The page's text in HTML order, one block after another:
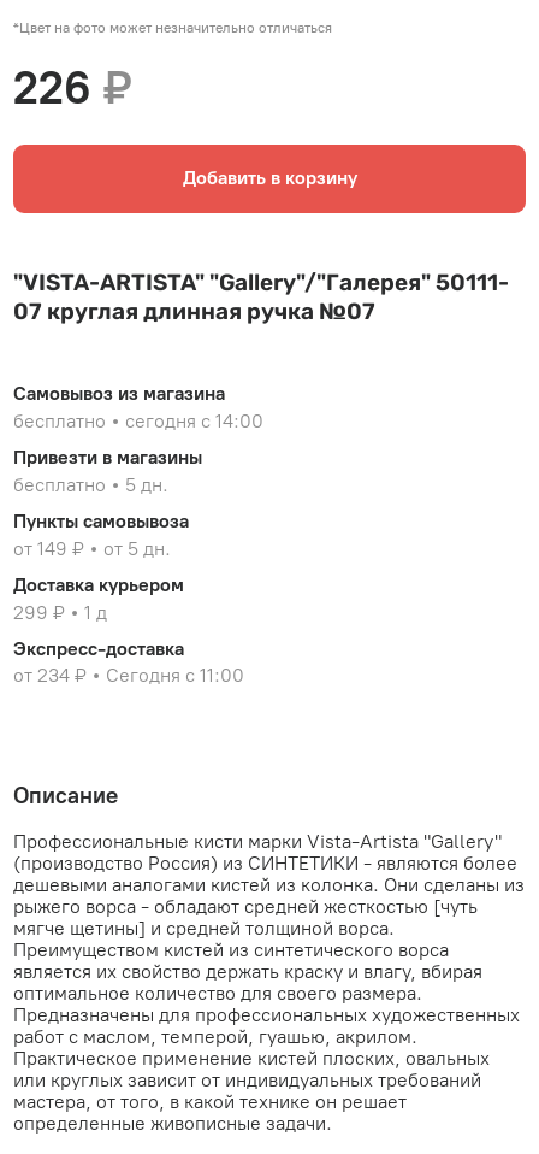
*Цвет на фото может незначительно отличаться
226₽
Добавить в корзину
"VISTA-ARTISTA" "Gallery"/"Галерея" 50111-
07 круглая длинная ручка №07
Самовывоз из магазина
бесплатно
сегодня с 14:00
Привезти в магазины
бесплатно
5 дн.
Пункты самовывоза
от 149 ₽
от 5 дн.
Доставка курьером
299 ₽
1 д
Экспресс-доставка
от 234 ₽
Сегодня с 11:00
Описание
Профессиональные кисти марки Vista-Artista "Gallery"
(производство Россия) из СИНТЕТИКИ - являются более
дешевыми аналогами кистей из колонка. Они сделаны из
рыжего ворса - обладают средней жесткостью [чуть
мягче щетины] и средней толщиной ворса.
Преимуществом кистей из синтетического ворса
является их свойство держать краску и влагу, вбирая
оптимальное количество для своего размера.
Предназначены для профессиональных художественных
работ с маслом, темперой, гуашью, акрилом.
Практическое применение кистей плоских, овальных
или круглых зависит от индивидуальных требований
мастера, от того, в какой технике он решает
определенные живописные задачи.